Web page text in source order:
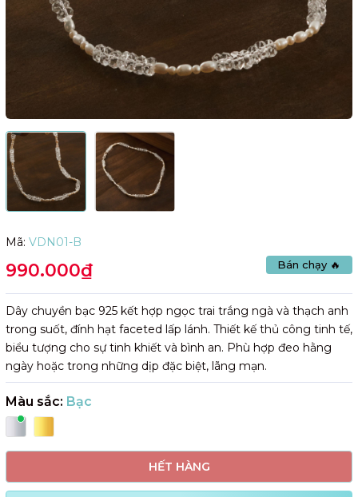
Mã: VDN01-B
Bán chạy 🔥
990.000₫
Dây chuyền bạc 925 kết hợp ngọc trai trắng ngà và thạch anh
trong suốt, đính hạt faceted lấp lánh. Thiết kế thủ công tinh tế,
biểu tượng cho sự tinh khiết và bình an. Phù hợp đeo hằng
ngày hoặc trong những dịp đặc biệt, lãng mạn.
Màu sắc: Bạc
HẾT HÀNG